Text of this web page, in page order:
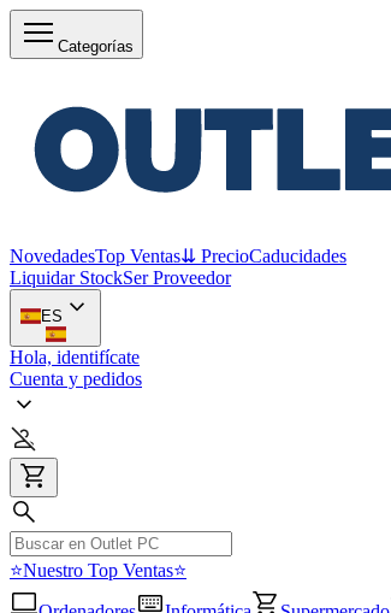
Categorías
NovedadesTop Ventas⇊ PrecioCaducidades
Liquidar StockSer Proveedor
ES
Hola, identifícate
Cuenta y pedidos
⭐Nuestro Top Ventas⭐